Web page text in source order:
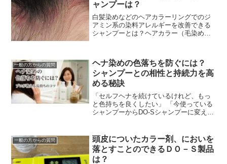
ャンプーは？
白髪染めなどのヘアカラーリングでのジ
アミン系の染料アレルギーを改善できる
シャンプーとは？ヘアカラー（毛染め）
ミンアレルギーってな...
一般の方からの質問
ヘナ染めの色落ちを防ぐには？
シャンプーとの相性と持続力を高
める秘訣
「セルフヘナを続けているけれど、もっ
と色持ちを良くしたい」 「今使っている
シャンプーからDO-Sシャンプーに変えた
にキープするか...
一般の方からの質問
頭皮についたカラー剤、においを
落とすことのできるＤＯ－Ｓ製品
は？